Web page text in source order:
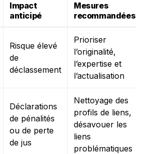
Impact
anticipé
Mesures
recommandées
Risque élevé
de
déclassement
Prioriser
l’originalité,
l’expertise et
l’actualisation
Déclarations
de pénalités
ou de perte
de jus
Nettoyage des
profils de liens,
désavouer les
liens
problématiques